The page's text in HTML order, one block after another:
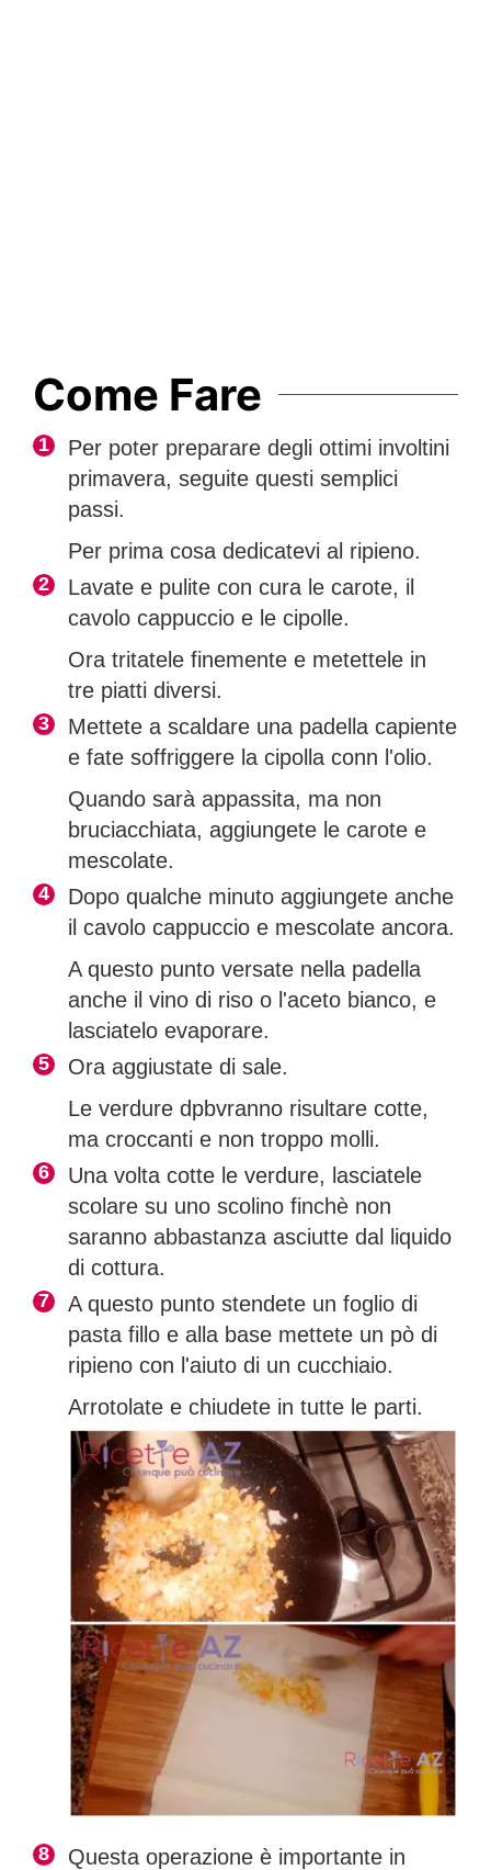
Come Fare
Per poter preparare degli ottimi involtini
primavera, seguite questi semplici
passi.
Per prima cosa dedicatevi al ripieno.
Lavate e pulite con cura le carote, il
cavolo cappuccio e le cipolle.
Ora tritatele finemente e metettele in
tre piatti diversi.
Mettete a scaldare una padella capiente
e fate soffriggere la cipolla conn l'olio.
Quando sarà appassita, ma non
bruciacchiata, aggiungete le carote e
mescolate.
Dopo qualche minuto aggiungete anche
il cavolo cappuccio e mescolate ancora.
A questo punto versate nella padella
anche il vino di riso o l'aceto bianco, e
lasciatelo evaporare.
Ora aggiustate di sale.
Le verdure dpbvranno risultare cotte,
ma croccanti e non troppo molli.
Una volta cotte le verdure, lasciatele
scolare su uno scolino finchè non
saranno abbastanza asciutte dal liquido
di cottura.
A questo punto stendete un foglio di
pasta fillo e alla base mettete un pò di
ripieno con l'aiuto di un cucchiaio.
Arrotolate e chiudete in tutte le parti.
Questa operazione è importante in